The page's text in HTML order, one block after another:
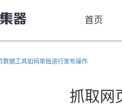
首页
数据工具如何单独进行发布操作
抓取网